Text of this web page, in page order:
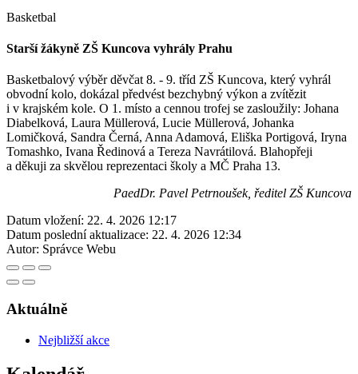
Basketbal
Starší žákyně ZŠ Kuncova vyhrály Prahu
Basketbalový výběr děvčat 8. - 9. tříd ZŠ Kuncova, který vyhrál
obvodní kolo, dokázal předvést bezchybný výkon a zvítězit
i v krajském kole. O 1. místo a cennou trofej se zasloužily: Johana
Diabelková, Laura Müllerová, Lucie Müllerová, Johanka
Lomičková, Sandra Černá, Anna Adamová, Eliška Portigová, Iryna
Tomashko, Ivana Ředinová a Tereza Navrátilová. Blahopřeji
a děkuji za skvělou reprezentaci školy a MČ Praha 13.
PaedDr. Pavel Petrnoušek, ředitel ZŠ Kuncova
Datum vložení: 22. 4. 2026 12:17
Datum poslední aktualizace: 22. 4. 2026 12:34
Autor: Správce Webu
Aktuálně
Nejbližší akce